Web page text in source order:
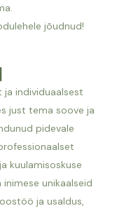
jõudnud!
ja individuaalsest
just tema soove ja
pidevale
kuulamisoskuse
unikaalseid
ja usaldus,